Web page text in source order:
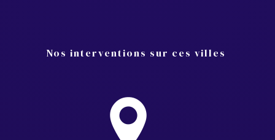
Nos interventions sur ces villes